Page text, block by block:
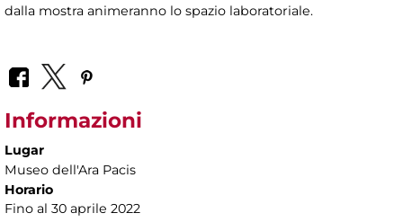
dalla mostra animeranno lo spazio laboratoriale.
Informazioni
Lugar
Museo dell'Ara Pacis
Horario
Fino al 30 aprile 2022